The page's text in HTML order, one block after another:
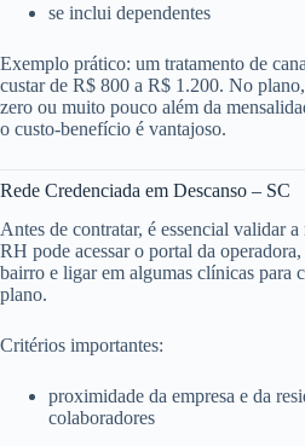
se inclui dependentes
Exemplo prático: um tratamento de
custar de R$ 800 a R$ 1.200. No
zero ou muito pouco além da
o custo-benefício é vantajoso.
Rede Credenciada em Descanso – SC
Antes de contratar, é essencial validar
RH pode acessar o portal da
bairro e ligar em algumas clínicas para
plano.
Critérios importantes:
proximidade da empresa e da
colaboradores